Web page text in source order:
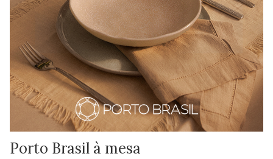
Porto Brasil à mesa